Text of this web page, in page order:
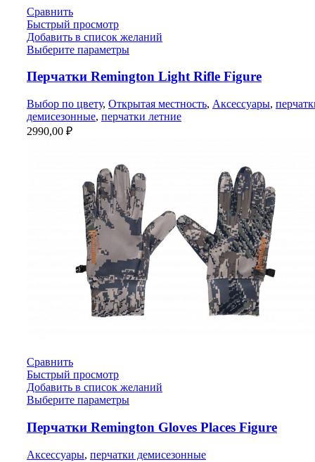
Сравнить
Быстрый просмотр
Добавить в список желаний
Выберите параметры
Перчатки Remington Light Rifle Figure
Выбор по цвету, Открытая местность, Аксессуары,
демисезонные, перчатки летние
2990,00 ₽
Сравнить
Быстрый просмотр
Добавить в список желаний
Выберите параметры
Перчатки Remington Gloves Places Figure
Аксессуары, перчатки демисезонные